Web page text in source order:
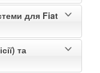
для Fiat
та